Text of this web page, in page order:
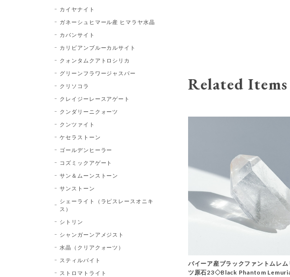
Related Items
バイーア産ブラックファントムレム
ツ原石23◇Black Phantom
カイヤナイト
ガネーシュヒマール産 ヒマラヤ水晶
カバンサイト
カリビアンブルーカルサイト
クォンタムクアトロシリカ
グリーンフラワージャスパー
クリソコラ
クレイジーレースアゲート
クンダリーニクォーツ
クンツァイト
ケセラストーン
ゴールデンヒーラー
コズミックアゲート
サン＆ムーンストーン
サンストーン
シェーライト（ラピスレースオニキ
ス）
シトリン
シャンガーンアメジスト
水晶（クリアクォーツ）
スティルバイト
ストロマトライト